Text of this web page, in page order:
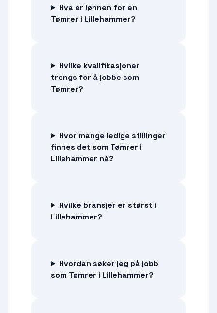
Hva er lønnen for en
Tømrer i Lillehammer?
Hvilke kvalifikasjoner
trengs for å jobbe som
Tømrer?
Hvor mange ledige stillinger
finnes det som Tømrer i
Lillehammer nå?
Hvilke bransjer er størst i
Lillehammer?
Hvordan søker jeg på jobb
som Tømrer i Lillehammer?